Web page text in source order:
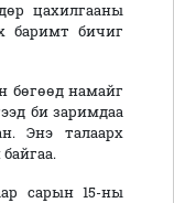
цахилгааны
баримт бичиг
бөгөөд намайг
би заримдаа
Энэ талаарх
сарын 15-ны